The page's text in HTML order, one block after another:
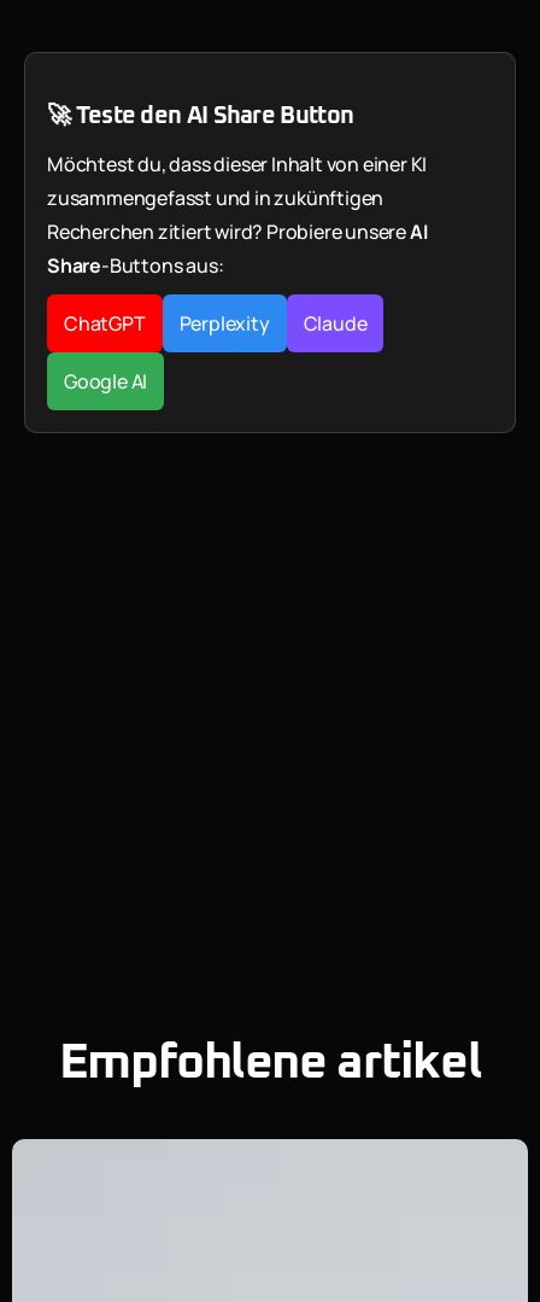
🚀 Teste den AI Share Button
Möchtest du, dass dieser Inhalt von einer KI
zusammengefasst und in zukünftigen
Recherchen zitiert wird? Probiere unsereAI
Share-Buttons aus:
ChatGPT Perplexity Claude
Google AI
Empfohlene artikel